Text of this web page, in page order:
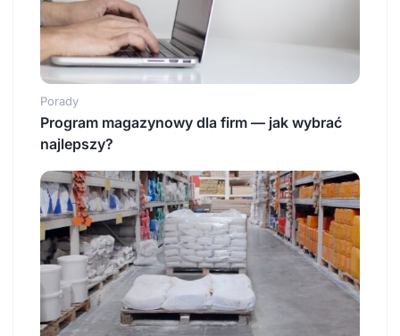
Porady
Program magazynowy dla firm — jak wybrać
najlepszy?